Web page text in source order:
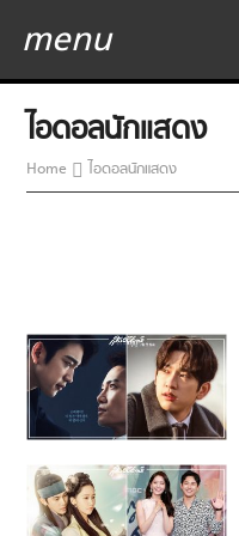
menu
ไอดอลนักแสดง
Home ไอดอลนักแสดง